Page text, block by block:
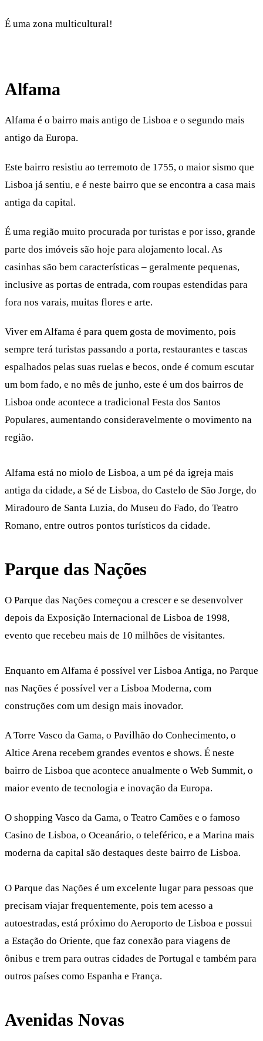
É uma zona multicultural!
Alfama
Alfama é o bairro mais antigo de Lisboa e o segundo mais
antigo da Europa.
Este bairro resistiu ao terremoto de 1755, o maior sismo que
Lisboa já sentiu, e é neste bairro que se encontra a casa mais
antiga da capital.
É uma região muito procurada por turistas e por isso, grande
parte dos imóveis são hoje para alojamento local. As
casinhas são bem características – geralmente pequenas,
inclusive as portas de entrada, com roupas estendidas para
fora nos varais, muitas flores e arte.
Viver em Alfama é para quem gosta de movimento, pois
sempre terá turistas passando a porta, restaurantes e tascas
espalhados pelas suas ruelas e becos, onde é comum escutar
um bom fado, e no mês de junho, este é um dos bairros de
Lisboa onde acontece a tradicional Festa dos Santos
Populares, aumentando consideravelmente o movimento na
região.
Alfama está no miolo de Lisboa, a um pé da igreja mais
antiga da cidade, a Sé de Lisboa, do Castelo de São Jorge, do
Miradouro de Santa Luzia, do Museu do Fado, do Teatro
Romano, entre outros pontos turísticos da cidade.
Parque das Nações
O Parque das Nações começou a crescer e se desenvolver
depois da Exposição Internacional de Lisboa de 1998,
evento que recebeu mais de 10 milhões de visitantes.
Enquanto em Alfama é possível ver Lisboa Antiga, no Parque
nas Nações é possível ver a Lisboa Moderna, com
construções com um design mais inovador.
A Torre Vasco da Gama, o Pavilhão do Conhecimento, o
Altice Arena recebem grandes eventos e shows. É neste
bairro de Lisboa que acontece anualmente o Web Summit, o
maior evento de tecnologia e inovação da Europa.
O shopping Vasco da Gama, o Teatro Camões e o famoso
Casino de Lisboa, o Oceanário, o teleférico, e a Marina mais
moderna da capital são destaques deste bairro de Lisboa.
O Parque das Nações é um excelente lugar para pessoas que
precisam viajar frequentemente, pois tem acesso a
autoestradas, está próximo do Aeroporto de Lisboa e possui
a Estação do Oriente, que faz conexão para viagens de
ônibus e trem para outras cidades de Portugal e também para
outros países como Espanha e França.
Avenidas Novas